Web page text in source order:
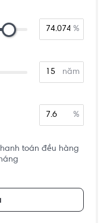
%
năm
%
toán đều hàng